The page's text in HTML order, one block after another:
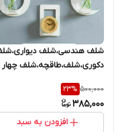
شلف هندسی،شلف
دکوری،شلف،طاقچه،شلف چهار
500,000
23%
385,000
افزودن به سبد